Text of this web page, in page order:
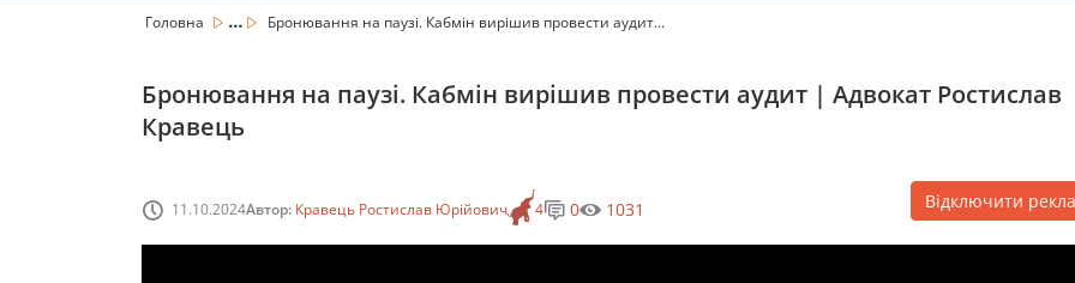
Головна ... Бронювання на паузі. Кабмін вирішив провести аудит...
Бронювання на паузі. Кабмін вирішив провести аудит | Адвокат Ростислав
Кравець
11.10.2024Автор: Кравець Ростислав Юрійович 4 0 1031 Відключити